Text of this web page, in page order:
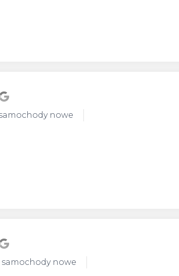
nowe
samochody nowe